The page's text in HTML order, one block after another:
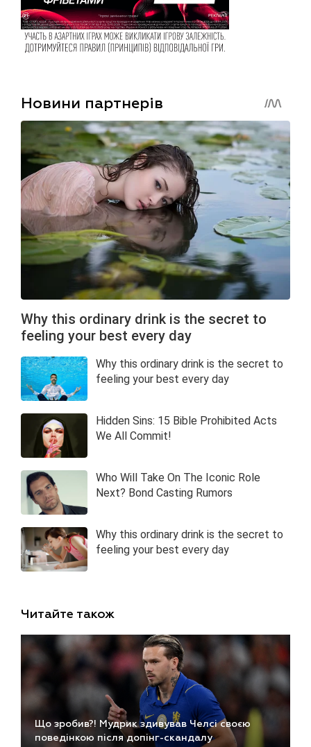
Читайте також
Що зробив?! Мудрик здивував Челсі своєю
поведінкою після допінг-скандалу